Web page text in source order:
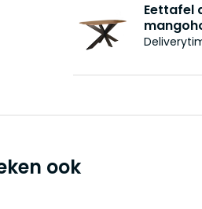
Eettafel
ook